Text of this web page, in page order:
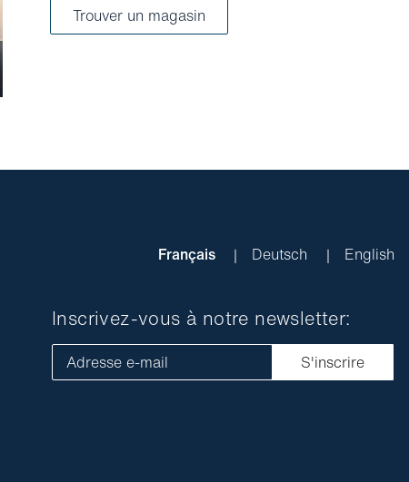
Trouver un magasin
Français Deutsch English
Inscrivez-vous à notre newsletter:
Adresse e-mail S'inscrire